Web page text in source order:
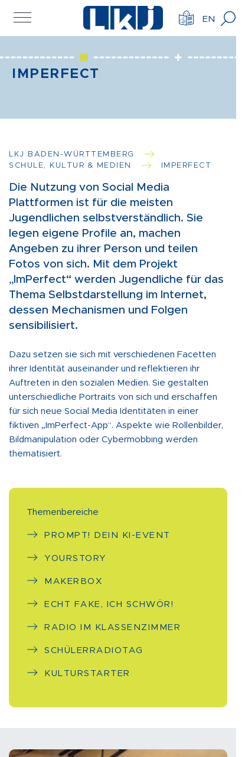
EN
IMPERFECT
LKJ BADEN-WÜRTTEMBERG
SCHULE, KULTUR & MEDIEN
IMPERFECT
Die Nutzung von Social Media
Plattformen ist für die meisten
Jugendlichen selbstverständlich. Sie
legen eigene Profile an, machen
Angeben zu ihrer Person und teilen
Fotos von sich. Mit dem Projekt
„ImPerfect“ werden Jugendliche für das
Thema Selbstdarstellung im Internet,
dessen Mechanismen und Folgen
sensibilisiert.
Dazu setzen sie sich mit verschiedenen Facetten
ihrer Identität auseinander und reflektieren ihr
Auftreten in den sozialen Medien. Sie gestalten
unterschiedliche Portraits von sich und erschaffen
für sich neue Social Media Identitäten in einer
fiktiven „ImPerfect-App“. Aspekte wie Rollenbilder,
Bildmanipulation oder Cybermobbing werden
thematisiert.
Themenbereiche
PROMPT! DEIN KI-EVENT
YOURSTORY
MAKERBOX
ECHT FAKE, ICH SCHWÖR!
RADIO IM KLASSENZIMMER
SCHÜLERRADIOTAG
KULTURSTARTER